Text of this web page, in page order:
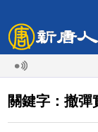
關鍵字：撤彈